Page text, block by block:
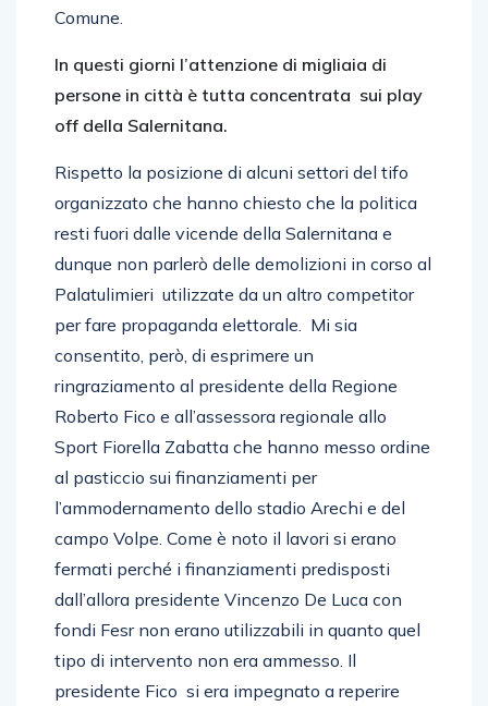
Comune.
In questi giorni l’attenzione di migliaia di
persone in città è tutta concentrata sui play
off della Salernitana.
Rispetto la posizione di alcuni settori del tifo
organizzato che hanno chiesto che la politica
resti fuori dalle vicende della Salernitana e
dunque non parlerò delle demolizioni in corso al
Palatulimieri utilizzate da un altro competitor
per fare propaganda elettorale. Mi sia
consentito, però, di esprimere un
ringraziamento al presidente della Regione
Roberto Fico e all’assessora regionale allo
Sport Fiorella Zabatta che hanno messo ordine
al pasticcio sui finanziamenti per
l’ammodernamento dello stadio Arechi e del
campo Volpe. Come è noto il lavori si erano
fermati perché i finanziamenti predisposti
dall’allora presidente Vincenzo De Luca con
fondi Fesr non erano utilizzabili in quanto quel
tipo di intervento non era ammesso. Il
presidente Fico si era impegnato a reperire